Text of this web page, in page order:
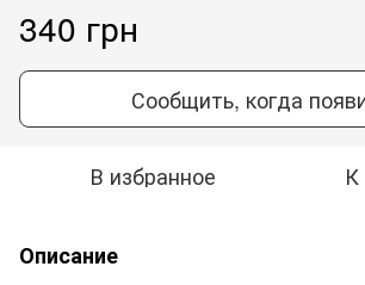
340 грн
Сообщить, когда
В избранное К
Описание